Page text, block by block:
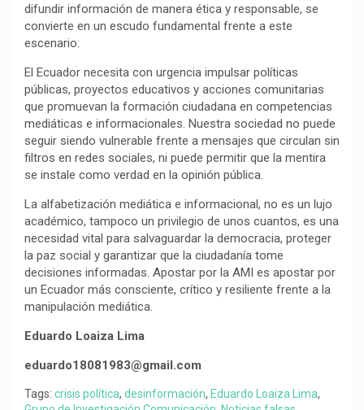
difundir información de manera ética y responsable, se
convierte en un escudo fundamental frente a este
escenario.
El Ecuador necesita con urgencia impulsar políticas
públicas, proyectos educativos y acciones comunitarias
que promuevan la formación ciudadana en competencias
mediáticas e informacionales. Nuestra sociedad no puede
seguir siendo vulnerable frente a mensajes que circulan sin
filtros en redes sociales, ni puede permitir que la mentira
se instale como verdad en la opinión pública.
La alfabetización mediática e informacional, no es un lujo
académico, tampoco un privilegio de unos cuantos, es una
necesidad vital para salvaguardar la democracia, proteger
la paz social y garantizar que la ciudadanía tome
decisiones informadas. Apostar por la AMI es apostar por
un Ecuador más consciente, crítico y resiliente frente a la
manipulación mediática.
Eduardo Loaiza Lima
eduardo18081983@gmail.com
Tags: crisis política, desinformación, Eduardo Loaiza Lima,